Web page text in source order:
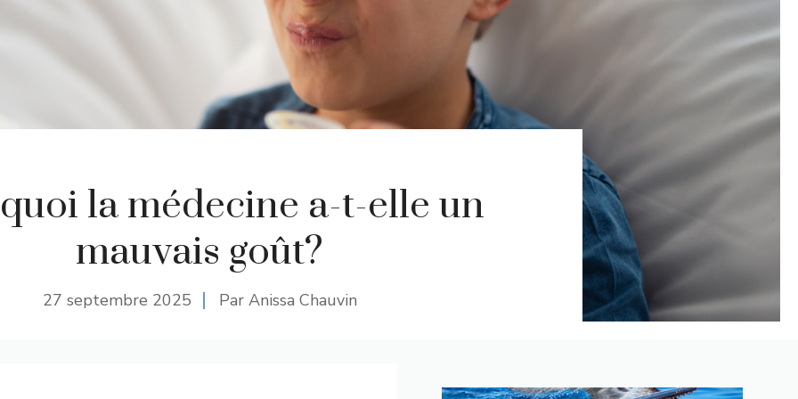
la médecine a-t-elle un
mauvais goût?
27 septembre 2025 Par Anissa Chauvin